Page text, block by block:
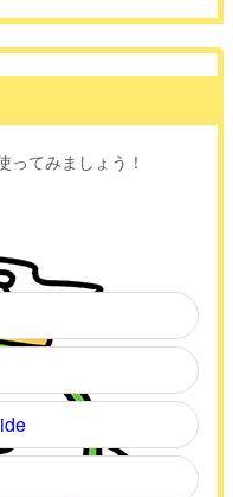
ってみましょう！